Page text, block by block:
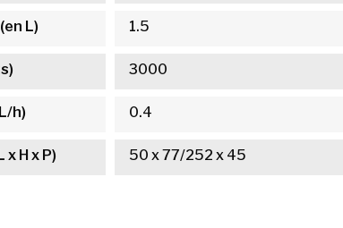
L) 1.5
3000
h) 0.4
x H x P) 50 x 77/252 x 45